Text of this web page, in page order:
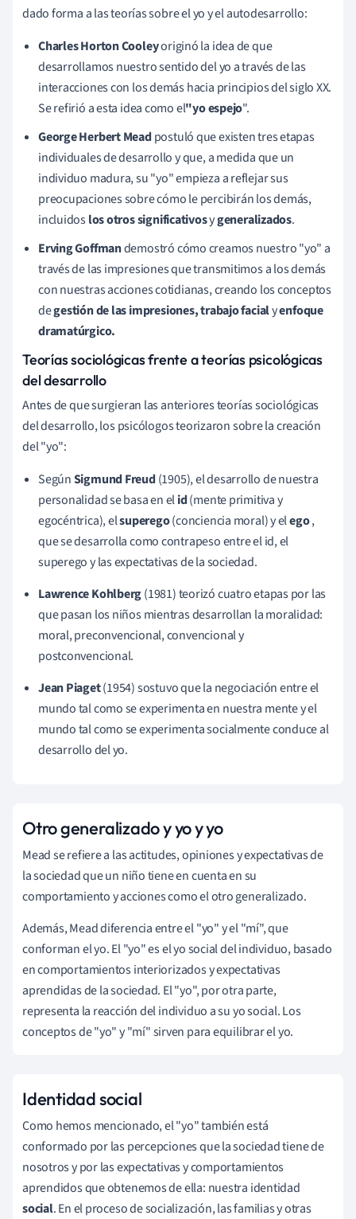
dado forma a las teorías sobre el yo y el autodesarrollo:
Charles Horton Cooleyoriginó la idea de que
desarrollamos nuestro sentido del yo a través de las
interacciones con los demás hacia principios del siglo XX.
Se refirió a esta idea como el"yo espejo".
George Herbert Meadpostuló que existen tres etapas
individuales de desarrollo y que, a medida que un
individuo madura, su "yo" empieza a reflejar sus
preocupaciones sobre cómo le percibirán los demás,
incluidoslos otrossignificativosygeneralizados.
Erving Goffmandemostró cómo creamos nuestro "yo" a
través de las impresiones que transmitimos a los demás
con nuestras acciones cotidianas, creando los conceptos
degestión de las impresiones, trabajo facialyenfoque
dramatúrgico.
Teorías sociológicas frente a teorías psicológicas
del desarrollo
Antes de que surgieran las anteriores teorías sociológicas
del desarrollo, los psicólogos teorizaron sobre la creación
del "yo":
SegúnSigmund Freud(1905), el desarrollo de nuestra
personalidad se basa en elid(mente primitiva y
egocéntrica), elsuperego(conciencia moral) y elego,
que se desarrolla como contrapeso entre el id, el
superego y las expectativas de la sociedad.
Lawrence Kohlberg(1981) teorizó cuatro etapas por las
que pasan los niños mientras desarrollan la moralidad:
moral, preconvencional, convencional y
postconvencional.
Jean Piaget(1954) sostuvo que la negociación entre el
mundo tal como se experimenta en nuestra mente y el
mundo tal como se experimenta socialmente conduce al
desarrollo del yo.
Otro generalizado y yo y yo
Mead se refiere a las actitudes, opiniones y expectativas de
la sociedad que un niño tiene en cuenta en su
comportamiento y acciones como elotro generalizado.
Además, Mead diferencia entre el "yo" y el "mí", que
conforman el yo. El "yo" es el yo social del individuo, basado
en comportamientos interiorizados y expectativas
aprendidas de la sociedad. El "yo", por otra parte,
representa la reacción del individuo a su yo social. Los
conceptos de"yo" y "mí" sirven para equilibrar el yo.
Identidad social
Como hemos mencionado, el "yo" también está
conformado por las percepciones que la sociedad tiene de
nosotros y por las expectativas y comportamientos
aprendidos que obtenemos de ella: nuestra identidad
social. En el proceso de socialización, las familias y otras